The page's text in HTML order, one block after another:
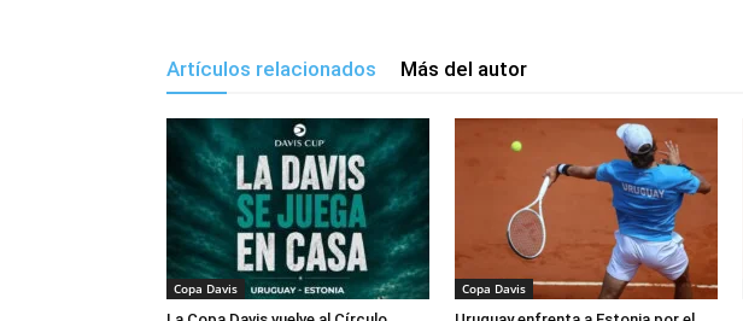
Artículos relacionados Más del autor
Copa Davis Copa Davis